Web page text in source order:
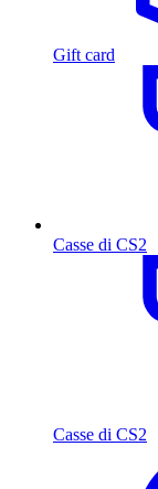
Gift card
Casse di CS2
Casse di CS2